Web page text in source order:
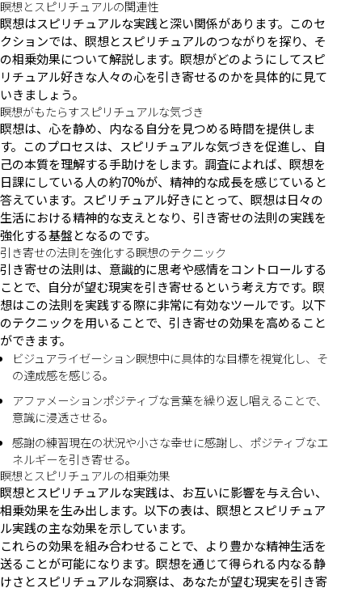
瞑想とスピリチュアルの関連性
瞑想はスピリチュアルな実践と深い関係があります。このセ
クションでは、瞑想とスピリチュアルのつながりを探り、そ
の相乗効果について解説します。瞑想がどのようにしてスピ
リチュアル好きな人々の心を引き寄せるのかを具体的に見て
いきましょう。
瞑想がもたらすスピリチュアルな気づき
瞑想は、心を静め、内なる自分を見つめる時間を提供しま
す。このプロセスは、スピリチュアルな気づきを促進し、自
己の本質を理解する手助けをします。調査によれば、瞑想を
日課にしている人の約70%が、精神的な成長を感じていると
答えています。スピリチュアル好きにとって、瞑想は日々の
生活における精神的な支えとなり、引き寄せの法則の実践を
強化する基盤となるのです。
引き寄せの法則を強化する瞑想のテクニック
引き寄せの法則は、意識的に思考や感情をコントロールする
ことで、自分が望む現実を引き寄せるという考え方です。瞑
想はこの法則を実践する際に非常に有効なツールです。以下
のテクニックを用いることで、引き寄せの効果を高めること
ができます。
ビジュアライゼーション瞑想中に具体的な目標を視覚化し、そ
の達成感を感じる。
アファメーションポジティブな言葉を繰り返し唱えることで、
意識に浸透させる。
感謝の練習現在の状況や小さな幸せに感謝し、ポジティブなエ
ネルギーを引き寄せる。
瞑想とスピリチュアルの相乗効果
瞑想とスピリチュアルな実践は、お互いに影響を与え合い、
相乗効果を生み出します。以下の表は、瞑想とスピリチュア
ル実践の主な効果を示しています。
これらの効果を組み合わせることで、より豊かな精神生活を
送ることが可能になります。瞑想を通じて得られる内なる静
けさとスピリチュアルな洞察は、あなたが望む現実を引き寄